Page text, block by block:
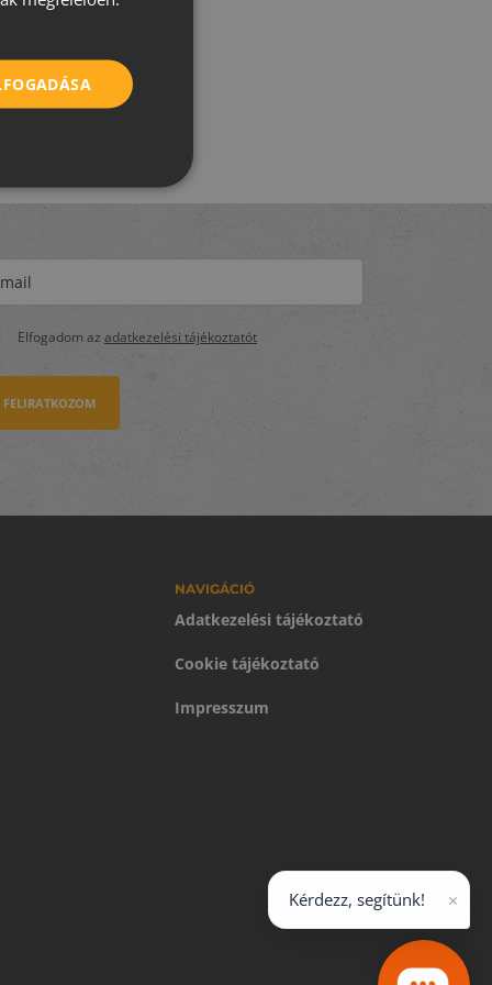
Elfogadom az adatkezelési tájékoztatót
FELIRATKOZOM
NAVIGÁCIÓ
Adatkezelési tájékoztató
Cookie tájékoztató
Impresszum
Kérdezz, segítünk! ×
CROATIAN
SERBIAN